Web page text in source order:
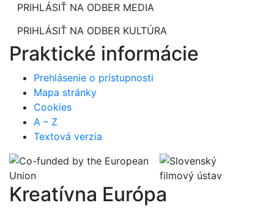
PRIHLÁSIŤ NA ODBER MEDIA
PRIHLÁSIŤ NA ODBER KULTÚRA
Praktické informácie
Prehlásenie o prístupnosti
Mapa stránky
Cookies
A – Z
Textová verzia
Kreatívna Európa